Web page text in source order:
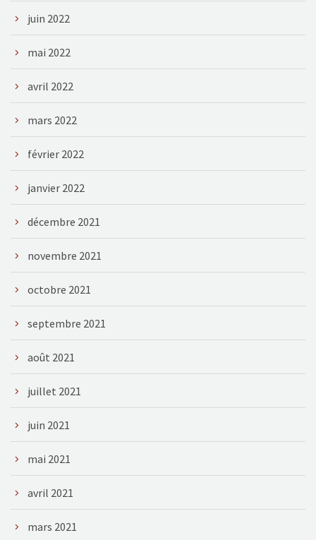
juin 2022
mai 2022
avril 2022
mars 2022
février 2022
janvier 2022
décembre 2021
novembre 2021
octobre 2021
septembre 2021
août 2021
juillet 2021
juin 2021
mai 2021
avril 2021
mars 2021